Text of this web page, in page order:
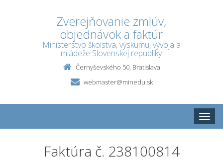
Zverejňovanie zmlúv,
objednávok a faktúr
Ministerstvo školstva, výskumu, vývoja a
mládeže Slovenskej republiky
Černyševského 50, Bratislava
webmaster@minedu.sk
Toggle
Faktúra č. 238100814